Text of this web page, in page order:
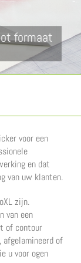
formaat
voor een
en dat
van uw klanten.
zijn.
van een
of contour
afgelamineerd of
u voor ogen